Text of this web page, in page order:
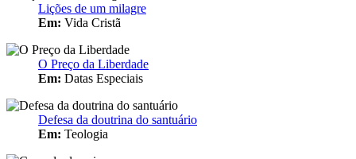
Lições de um milagre
Em: Vida Cristã
O Preço da Liberdade
Em: Datas Especiais
Defesa da doutrina do santuário
Em: Teologia